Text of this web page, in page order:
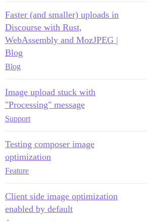
Faster (and smaller) uploads in
Discourse with Rust,
WebAssembly and MozJPEG |
Blog
Blog
Image upload stuck with
"Processing" message
Support
Testing composer image
optimization
Feature
Client side image optimization
enabled by default